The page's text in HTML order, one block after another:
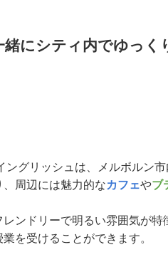
にシティ内でゆっく
ングリッシュは、メルボルン
周辺には魅力的なカフェやブ
ンドリーで明るい雰囲気が
を受けることができます。